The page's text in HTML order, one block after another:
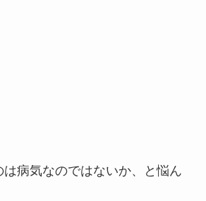
病気なのではないか、と悩ん